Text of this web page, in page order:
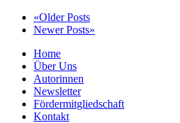
«Older Posts
Newer Posts»
Home
Über Uns
Autorinnen
Newsletter
Fördermitgliedschaft
Kontakt